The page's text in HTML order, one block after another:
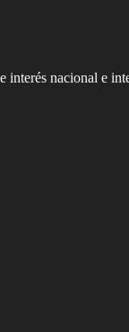
nacional e